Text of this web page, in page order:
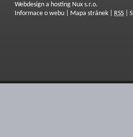
Webdesign a hosting Nux s.r.o.
Informace o webu
Mapa stránek RSS